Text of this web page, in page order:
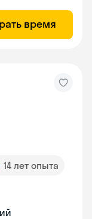
время
14 лет опыта